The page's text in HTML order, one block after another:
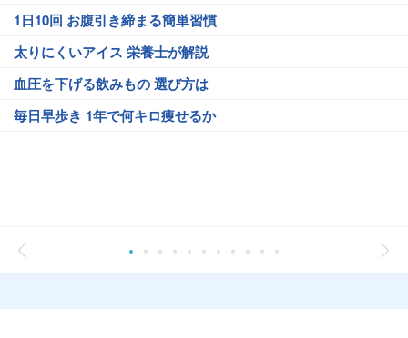
1日10回 お腹引き締まる簡単習慣
太りにくいアイス 栄養士が解説
血圧を下げる飲みもの 選び方は
毎日早歩き 1年で何キロ痩せるか